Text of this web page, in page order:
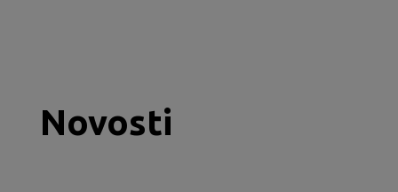
Novosti